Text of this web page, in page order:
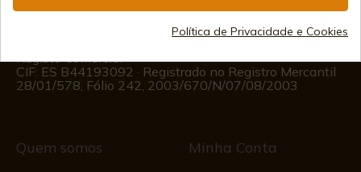
Segunda a Sexta das 09:00 às 15:00
Registo Comercial
CIF: ES B44193092 · Registrado no Registro Mercantil
28/01/578, Fólio 242, 2003/670/N/07/08/2003
Quem somos Minha Conta
Política de Privacidade e Cookies